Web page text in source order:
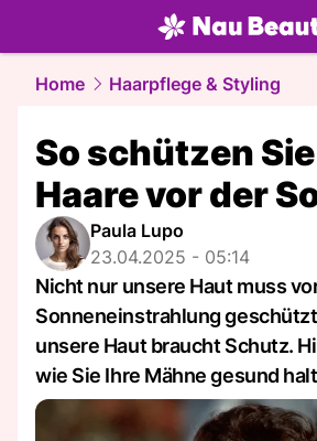
beauty.NAU.ch
Home Haarpflege & Styling
So schützen
Haare vor der
Paula Lupo
23.04.2025 - 05:14
Nicht nur unsere Haut muss
Sonneneinstrahlung
unsere Haut braucht Schutz.
wie Sie Ihre Mähne gesund